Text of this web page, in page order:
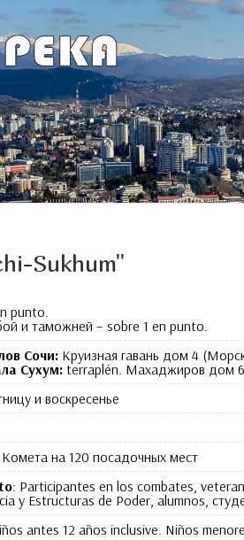
Sukhum"
punto.
и таможней – sobre 1 en punto.
Сочи: Круизная гавань дом 4 (
Сухум: terraplén. Махаджиров дом
и воскресенье
на120 посадочных мест
: Participantes en los combates,
y Estructuras de Poder, alumnos,
antes 12 años inclusive. Niños